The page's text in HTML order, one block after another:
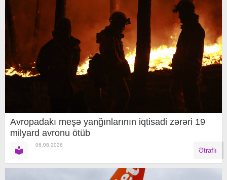
Avropadakı meşə yanğınlarının iqtisadi zərəri 19
milyard avronu ötüb
06.08.2026
Ətraflı